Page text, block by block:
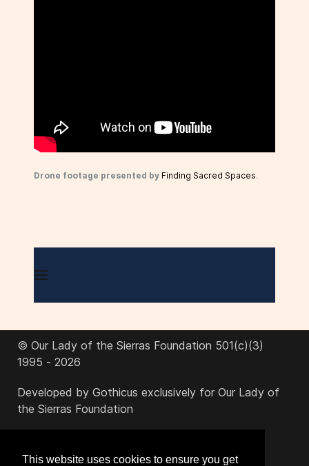
This website uses cookies to ensure you get
Drone footage presented by Finding Sacred Spaces.
© Our Lady of the Sierras Foundation 501(c)(3)
1995 - 2026
Developed by Gothicus exclusively for Our Lady of
the Sierras Foundation
office@ourladyofthesierras.org